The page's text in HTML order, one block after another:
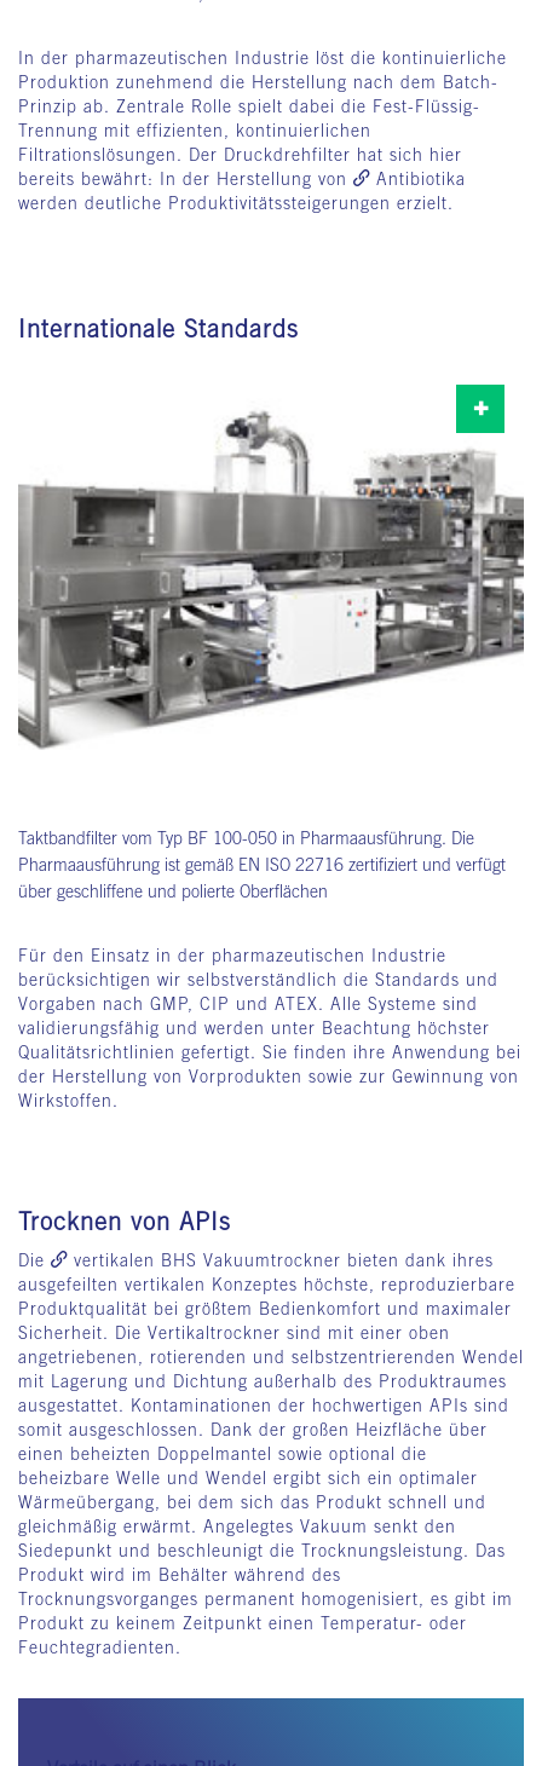
In der pharmazeutischen Industrie löst die kontinuierliche
Produktion zunehmend die Herstellung nach dem Batch-
Prinzip ab. Zentrale Rolle spielt dabei die Fest-Flüssig-
Trennung mit effizienten, kontinuierlichen
Filtrationslösungen. Der Druckdrehfilter hat sich hier
bereits bewährt: In der Herstellung von
Antibiotika
werden deutliche Produktivitätssteigerungen erzielt.
Internationale Standards
Taktbandfilter vom Typ BF 100-050 in Pharmaausführung. Die
Pharmaausführung ist gemäß EN ISO 22716 zertifiziert und verfügt
über geschliffene und polierte Oberflächen
Für den Einsatz in der pharmazeutischen Industrie
berücksichtigen wir selbstverständlich die Standards und
Vorgaben nach GMP, CIP und ATEX. Alle Systeme sind
validierungsfähig und werden unter Beachtung höchster
Qualitätsrichtlinien gefertigt. Sie finden ihre Anwendung bei
der Herstellung von Vorprodukten sowie zur Gewinnung von
Wirkstoffen.
Trocknen von APIs
Die vertikalen BHS Vakuumtrockner bieten dank ihres
ausgefeilten vertikalen Konzeptes höchste, reproduzierbare
Produktqualität bei größtem Bedienkomfort und maximaler
Sicherheit. Die Vertikaltrockner sind mit einer oben
angetriebenen, rotierenden und selbstzentrierenden Wendel
mit Lagerung und Dichtung außerhalb des Produktraumes
ausgestattet. Kontaminationen der hochwertigen APIs sind
somit ausgeschlossen. Dank der großen Heizfläche über
einen beheizten Doppelmantel sowie optional die
beheizbare Welle und Wendel ergibt sich ein optimaler
Wärmeübergang, bei dem sich das Produkt schnell und
gleichmäßig erwärmt. Angelegtes Vakuum senkt den
Siedepunkt und beschleunigt die Trocknungsleistung. Das
Produkt wird im Behälter während des
Trocknungsvorganges permanent homogenisiert, es gibt im
Produkt zu keinem Zeitpunkt einen Temperatur- oder
Feuchtegradienten.